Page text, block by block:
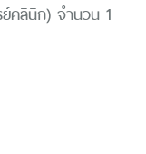
คลินิก) จำนวน 1